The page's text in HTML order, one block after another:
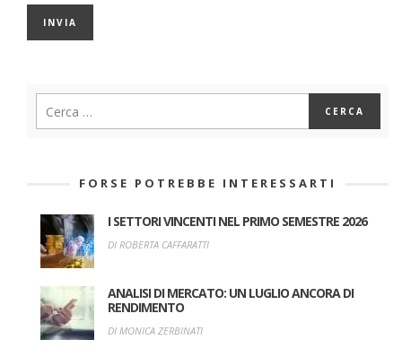
FORSE POTREBBE INTERESSARTI
I SETTORI VINCENTI NEL PRIMO SEMESTRE 2026
DI ROBERTA CAFFARATTI
ANALISI DI MERCATO: UN LUGLIO ANCORA DI
RENDIMENTO
DI MONICA ZERBINATI